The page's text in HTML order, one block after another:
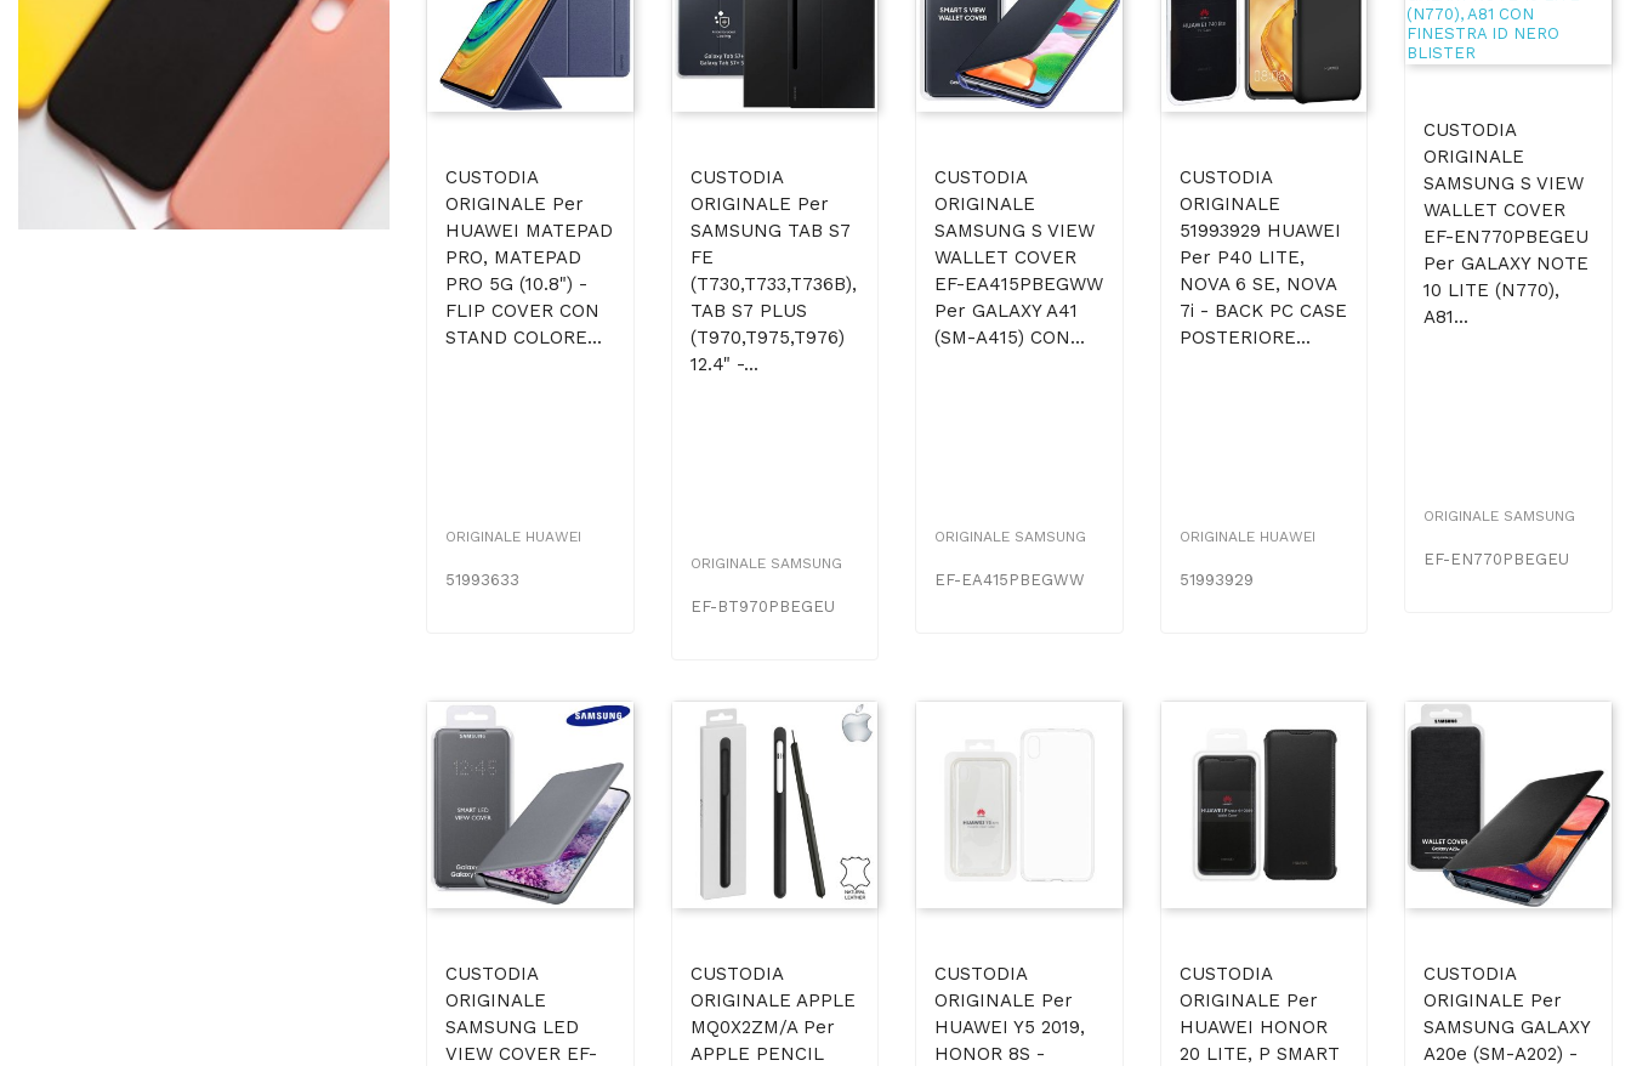
CUSTODIA
ORIGINALE Per
HUAWEI MATEPAD
PRO, MATEPAD
PRO 5G (10.8") -
FLIP COVER CON
STAND COLORE...
ORIGINALE HUAWEI
51993633
CUSTODIA
ORIGINALE Per
SAMSUNG TAB S7
FE
(T730,T733,T736B),
TAB S7 PLUS
(T970,T975,T976)
12.4" -...
ORIGINALE SAMSUNG
EF-BT970PBEGEU
CUSTODIA
ORIGINALE
SAMSUNG S VIEW
WALLET COVER
EF-EA415PBEGWW
Per GALAXY A41
(SM-A415) CON...
ORIGINALE SAMSUNG
EF-EA415PBEGWW
CUSTODIA
ORIGINALE
51993929 HUAWEI
Per P40 LITE,
NOVA 6 SE, NOVA
7i - BACK PC CASE
POSTERIORE...
ORIGINALE HUAWEI
51993929
CUSTODIA
ORIGINALE
SAMSUNG S VIEW
WALLET COVER
EF-EN770PBEGEU
Per GALAXY NOTE
10 LITE (N770),
A81...
ORIGINALE SAMSUNG
EF-EN770PBEGEU
CUSTODIA
ORIGINALE
SAMSUNG LED
VIEW COVER EF-
CUSTODIA
ORIGINALE APPLE
MQ0X2ZM/A Per
APPLE PENCIL
CUSTODIA
ORIGINALE Per
HUAWEI Y5 2019,
HONOR 8S -
CUSTODIA
ORIGINALE Per
HUAWEI HONOR
20 LITE, P SMART
CUSTODIA
ORIGINALE Per
SAMSUNG GALAXY
A20e (SM-A202) -